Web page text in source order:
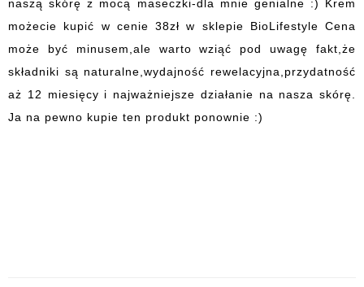
naszą skórę z mocą maseczki-dla mnie genialne :) Krem
możecie kupić w cenie 38zł w sklepie BioLifestyle Cena
może być minusem,ale warto wziąć pod uwagę fakt,że
składniki są naturalne,wydajność rewelacyjna,przydatność
aż 12 miesięcy i najważniejsze działanie na nasza skórę.
Ja na pewno kupie ten produkt ponownie :)